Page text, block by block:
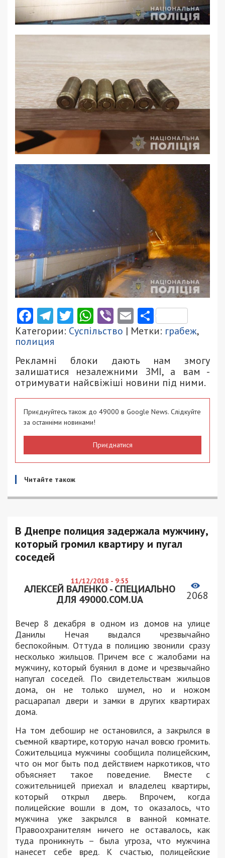
Facebook
Telegram
Twitter
WhatsApp
ViberEmail
Категории: Суспільство | Метки: грабеж,
полиция
Рекламні блоки дають нам змогу
залишатися незалежними ЗМІ, а вам -
отримувати найсвіжіші новини під ними.
Приєднуйтесь також до 49000 в Google News. Слідкуйте
за останніми новинами!
Приєднатися
Читайте також
В Днепре полиция задержала мужчину,
который громил квартиру и пугал
соседей
11/12/2018 - 9:55
АЛЕКСЕЙ ВАЛЕНКО - СПЕЦИАЛЬНО
ДЛЯ 49000.COM.UA
2068
Вечер 8 декабря в одном из домов на улице
Данилы Нечая выдался чрезвычайно
беспокойным. Оттуда в полицию звонили сразу
несколько жильцов. Причем все с жалобами на
мужчину, который буянил в доме и чрезвычайно
напугал соседей. По свидетельствам жильцов
дома, он не только шумел, но и ножом
расцарапал двери и замки в других квартирах
дома.
На том дебошир не остановился, а закрылся в
съемной квартире, которую начал вовсю громить.
Сожительцица мужчины сообщила полицейским,
что он мог быть под действием наркотиков, что
объясняет такое поведение. Вместе с
сожительницей приехал и владелец квартиры,
который открыл дверь. Впрочем, когда
полицейские вошли в дом, то оказалось, что
мужчина уже закрылся в ванной комнате.
Правоохранителям ничего не оставалось, как
туда проникнуть – была угроза, что мужчина
нанесет себе вред. К счастью, полицейские